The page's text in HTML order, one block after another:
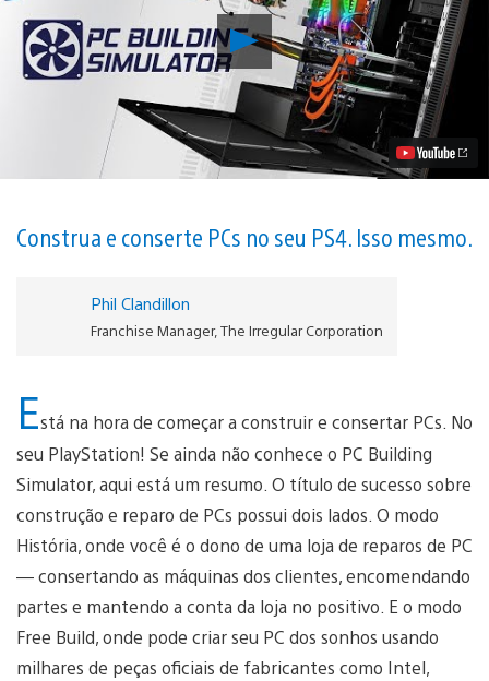
Reproduzir
PC
Building
Simulator
Chega
Hoje
para
PS4
Construa e conserte PCs no seu PS4. Isso mesmo.
Phil Clandillon
Franchise Manager, The Irregular Corporation
Está na hora de começar a construir e consertar PCs. No
seu PlayStation! Se ainda não conhece o PC Building
Simulator, aqui está um resumo. O título de sucesso sobre
construção e reparo de PCs possui dois lados. O modo
História, onde você é o dono de uma loja de reparos de PC
— consertando as máquinas dos clientes, encomendando
partes e mantendo a conta da loja no positivo. E o modo
Free Build, onde pode criar seu PC dos sonhos usando
milhares de peças oficiais de fabricantes como Intel,